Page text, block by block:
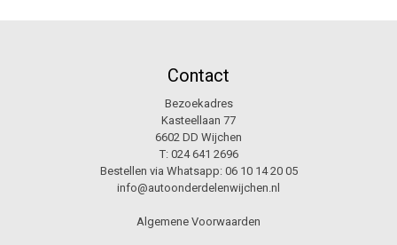
Contact
Bezoekadres
Kasteellaan 77
6602 DD Wijchen
T: 024 641 2696
Bestellen via Whatsapp: 06 10 14 20 05
info@autoonderdelenwijchen.nl
Algemene Voorwaarden